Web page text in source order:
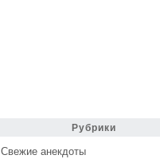
Рубрики
Свежие анекдоты